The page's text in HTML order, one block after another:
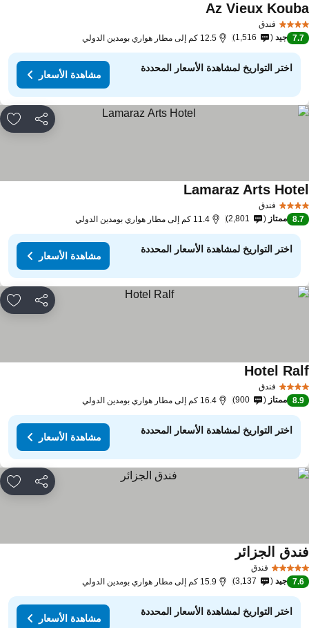
فندق
Az Vieux
7.7 جيد 1,516 12.5 كم إلى مطار هواري بومدين الدولي
اختر التواريخ لمشاهدة الأسعار المحددة
مشاهدة الأسعار
مشاركة
فندق
Lamaraz Arts
8.7 ممتاز 2,801 11.4 كم إلى مطار هواري بومدين الدولي
اختر التواريخ لمشاهدة الأسعار المحددة
مشاهدة الأسعار
مشاركة
فندق
Hotel
8.9 ممتاز 900 16.4 كم إلى مطار هواري بومدين الدولي
اختر التواريخ لمشاهدة الأسعار المحددة
مشاهدة الأسعار
مشاركة
فندق
الجزائر
7.6 جيد 3,137 15.9 كم إلى مطار هواري بومدين الدولي
اختر التواريخ لمشاهدة الأسعار المحددة
مشاهدة الأسعار